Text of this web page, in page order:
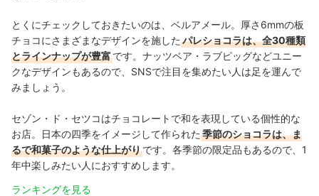
とくにチェックしておきたいのは、ベルアメール。厚さ6mmの板
チョコにさまざまなデザインを施した パレショコラは、全30種類
とラインナップが豊富です。ナッツベア・ラブピッグなどユニー
クなデザインもあるので、SNSで注目を集めたい人は足を運んで
みましょう。
セゾン・ド・セツコはチョコレートで和を表現している個性的な
お店。日本の四季をイメージして作られた 季節のショコラは、ま
るで和菓子のような仕上がりです。各季節の限定品もあるので、1
年中楽しみたい人におすすめします。
ランキングを見る